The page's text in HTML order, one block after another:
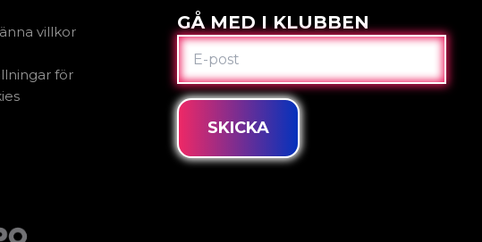
villkor
för
GÅ MED I KLUBBEN
E-
POST
SKICKA